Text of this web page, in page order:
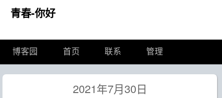
青春-你好
博客园 首页 联系 管理
2021年7月30日